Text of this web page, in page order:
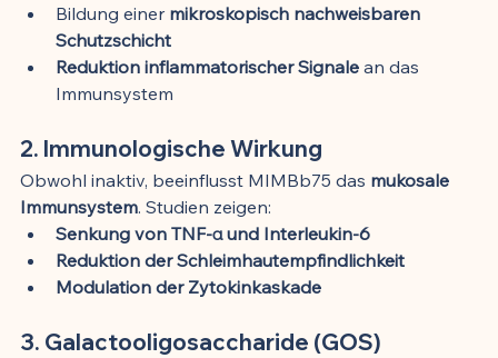
Bildung einer mikroskopisch nachweisbaren
Schutzschicht
Reduktion inflammatorischer Signale an das
Immunsystem
2. Immunologische Wirkung
Obwohl inaktiv, beeinflusst MIMBb75 das mukosale
Immunsystem. Studien zeigen:
Senkung von TNF-α und Interleukin-6
Reduktion der Schleimhautempfindlichkeit
Modulation der Zytokinkaskade
3. Galactooligosaccharide (GOS)